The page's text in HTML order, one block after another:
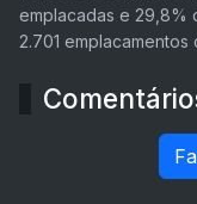
emplacadas e 29,8%
2.701